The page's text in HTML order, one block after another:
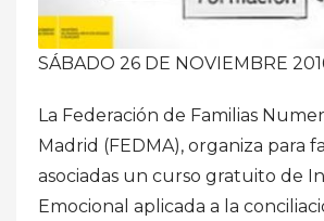
SÁBADO 26 DE NOVIEMBRE
La Federación de Familias
Madrid (FEDMA), organiza para
asociadas un curso gratuito de
Emocional aplicada a la